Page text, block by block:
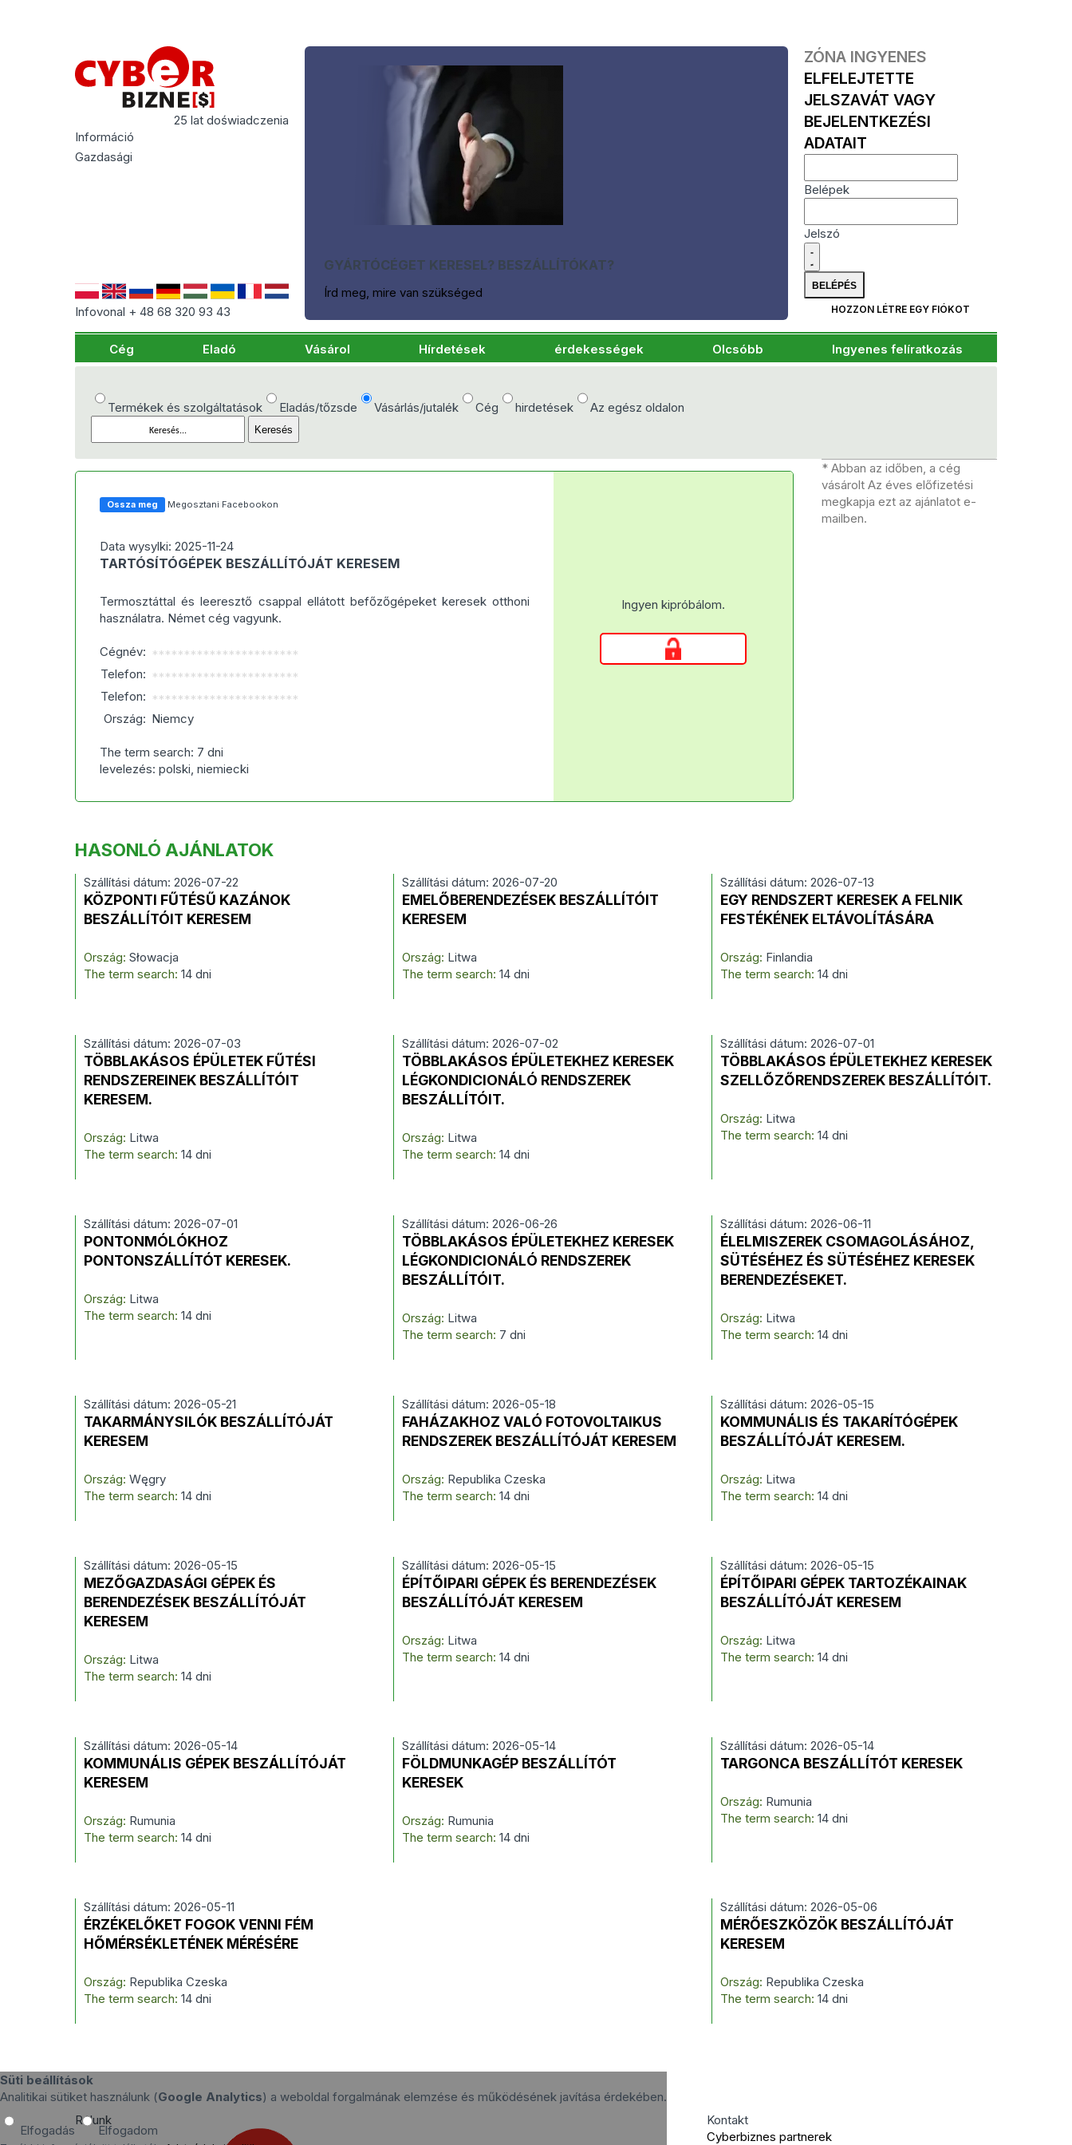
25 lat doświadczenia
Információ
Gazdasági
Infovonal + 48 68 320 93 43
GYÁRTÓCÉGET KERESEL? BESZÁLLÍTÓKAT?
Írd meg, mire van szükséged
ZÓNA INGYENES
ELFELEJTETTE
JELSZAVÁT VAGY
BEJELENTKEZÉSI
ADATAIT
Belépek
Jelszó
HOZZON LÉTRE EGY FIÓKOT
Cég Eladó Vásárol Hírdetések érdekességek Olcsóbb Ingyenes felíratkozás
Termékek és szolgáltatások Eladás/tőzsde Vásárlás/jutalék Cég hirdetések Az egész oldalon
Ossza meg Megosztani Facebookon
Data wysylki: 2025-11-24
TARTÓSÍTÓGÉPEK BESZÁLLÍTÓJÁT KERESEM
Termosztáttal és leeresztő csappal ellátott befőzőgépeket keresek otthoni
használatra. Német cég vagyunk.
Cégnév: ***********************
Telefon: ***********************
Telefon: ***********************
Ország: Niemcy
The term search: 7 dni
levelezés: polski, niemiecki
Ingyen kipróbálom.
* Abban az időben, a cég
vásárolt Az éves előfizetési
megkapja ezt az ajánlatot e-
mailben.
HASONLÓ AJÁNLATOK
Szállítási dátum: 2026-07-22
KÖZPONTI FŰTÉSŰ KAZÁNOK
BESZÁLLÍTÓIT KERESEM
Ország: Słowacja
The term search:14 dni
Szállítási dátum: 2026-07-20
EMELŐBERENDEZÉSEK BESZÁLLÍTÓIT
KERESEM
Ország: Litwa
The term search: 14 dni
Szállítási dátum: 2026-07-13
EGY RENDSZERT KERESEK A FELNIK
FESTÉKÉNEK ELTÁVOLÍTÁSÁRA
Ország: Finlandia
The term search: 14 dni
Szállítási dátum: 2026-07-03
TÖBBLAKÁSOS ÉPÜLETEK FŰTÉSI
RENDSZEREINEK BESZÁLLÍTÓIT
KERESEM.
Ország: Litwa
The term search:14 dni
Szállítási dátum: 2026-07-02
TÖBBLAKÁSOS ÉPÜLETEKHEZ KERESEK
LÉGKONDICIONÁLÓ RENDSZEREK
BESZÁLLÍTÓIT.
Ország: Litwa
The term search: 14 dni
Szállítási dátum: 2026-07-01
TÖBBLAKÁSOS ÉPÜLETEKHEZ KERESEK
SZELLŐZŐRENDSZEREK BESZÁLLÍTÓIT.
Ország: Litwa
The term search: 14 dni
Szállítási dátum: 2026-07-01
PONTONMÓLÓKHOZ
PONTONSZÁLLÍTÓT KERESEK.
Ország: Litwa
The term search:14 dni
Szállítási dátum: 2026-06-26
TÖBBLAKÁSOS ÉPÜLETEKHEZ KERESEK
LÉGKONDICIONÁLÓ RENDSZEREK
BESZÁLLÍTÓIT.
Ország: Litwa
The term search: 7 dni
Szállítási dátum: 2026-06-11
ÉLELMISZEREK CSOMAGOLÁSÁHOZ,
SÜTÉSÉHEZ ÉS SÜTÉSÉHEZ KERESEK
BERENDEZÉSEKET.
Ország: Litwa
The term search: 14 dni
Szállítási dátum: 2026-05-21
TAKARMÁNYSILÓK BESZÁLLÍTÓJÁT
KERESEM
Ország: Węgry
The term search:14 dni
Szállítási dátum: 2026-05-18
FAHÁZAKHOZ VALÓ FOTOVOLTAIKUS
RENDSZEREK BESZÁLLÍTÓJÁT KERESEM
Ország: Republika Czeska
The term search: 14 dni
Szállítási dátum: 2026-05-15
KOMMUNÁLIS ÉS TAKARÍTÓGÉPEK
BESZÁLLÍTÓJÁT KERESEM.
Ország: Litwa
The term search: 14 dni
Szállítási dátum: 2026-05-15
MEZŐGAZDASÁGI GÉPEK ÉS
BERENDEZÉSEK BESZÁLLÍTÓJÁT
KERESEM
Ország: Litwa
The term search:14 dni
Szállítási dátum: 2026-05-15
ÉPÍTŐIPARI GÉPEK ÉS BERENDEZÉSEK
BESZÁLLÍTÓJÁT KERESEM
Ország: Litwa
The term search: 14 dni
Szállítási dátum: 2026-05-15
ÉPÍTŐIPARI GÉPEK TARTOZÉKAINAK
BESZÁLLÍTÓJÁT KERESEM
Ország: Litwa
The term search: 14 dni
Szállítási dátum: 2026-05-14
KOMMUNÁLIS GÉPEK BESZÁLLÍTÓJÁT
KERESEM
Ország: Rumunia
The term search:14 dni
Szállítási dátum: 2026-05-14
FÖLDMUNKAGÉP BESZÁLLÍTÓT
KERESEK
Ország: Rumunia
The term search: 14 dni
Szállítási dátum: 2026-05-14
TARGONCA BESZÁLLÍTÓT KERESEK
Ország: Rumunia
The term search: 14 dni
Szállítási dátum: 2026-05-11
ÉRZÉKELŐKET FOGOK VENNI FÉM
HŐMÉRSÉKLETÉNEK MÉRÉSÉRE
Ország: Republika Czeska
The term search:14 dni
Szállítási dátum: 2026-05-06
MÉRŐESZKÖZÖK BESZÁLLÍTÓJÁT
KERESEM
Ország: Republika Czeska
The term search: 14 dni
Süti beállítások
Analitikai sütiket használunk (Google Analytics) a weboldal forgalmának elemzése és működésének javítása érdekében.
Elfogadás Elfogadom
Rólunk
Kontakt
Cyberbiznes partnerek